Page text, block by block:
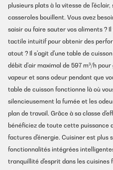
plusieurs plats à la vitesse de
casseroles bouillent. Vous avez
saisir ou faire sauter vos aliments ?
tactile intuitif pour obtenir des
atout ? Il s'agit d'une table de
débit d'air maximal de 597 m³/h
vapeur et sans odeur pendant que
table de cuisson fonctionne là où
silencieusement la fumée et les
plan de travail. Grâce à sa classe
bénéficiez de toute cette puissance
factures d'énergie. Cuisiner est plus
fonctionnalités intégrées
tranquillité d'esprit dans les cuisines